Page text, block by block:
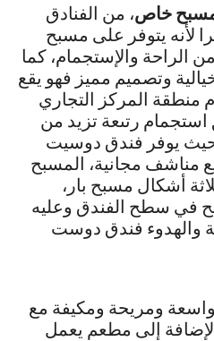
خاص، من الفنادق
لأنه يتوفر على مسبح
الراحة والإستجمام، كما
وتصميم مميز فهو يقع
منطقة المركز التجاري
رتىعة تزيد من
حيث يوفر فندق دوسيت
مناشف مجانية، المسبح
أشكال مسبح بار،
في سطح الفندق وعليه
والهدوء فندق دوست
ومريحة ومكيفة مع
إلى مطعم يعمل